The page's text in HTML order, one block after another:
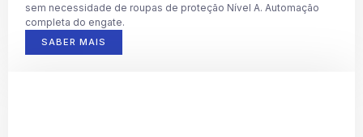
sem necessidade de roupas de proteção Nível A. Automação
completa do engate.
SABER MAIS